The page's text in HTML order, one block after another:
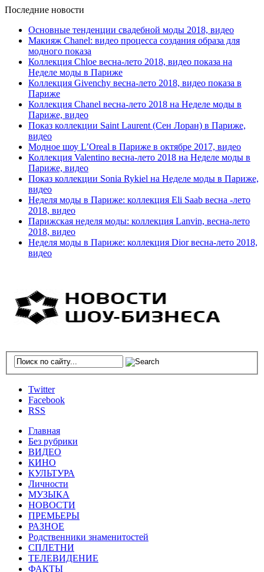
Последние новости
Основные тенденции свадебной моды 2018, видео
Макияж Chanel: видео процесса создания образа для
модного показа
Коллекция Chloe весна-лето 2018, видео показа на
Неделе моды в Париже
Коллекция Givenchy весна-лето 2018, видео показа в
Париже
Коллекция Chanel весна-лето 2018 на Неделе моды в
Париже, видео
Показ коллекции Saint Laurent (Сен Лоран) в Париже,
видео
Модное шоу L’Oreal в Париже в октябре 2017, видео
Коллекция Valentino весна-лето 2018 на Неделе моды в
Париже, видео
Показ коллекции Sonia Rykiel на Неделе моды в Париже,
видео
Неделя моды в Париже: коллекция Eli Saab весна -лето
2018, видео
Парижская неделя моды: коллекция Lanvin, весна-лето
2018, видео
Неделя моды в Париже: коллекция Dior весна-лето 2018,
видео
Twitter
Facebook
RSS
Главная
Без рубрики
ВИДЕО
КИНО
КУЛЬТУРА
Личности
МУЗЫКА
НОВОСТИ
ПРЕМЬЕРЫ
РАЗНОЕ
Родственники знаменитостей
СПЛЕТНИ
ТЕЛЕВИДЕНИЕ
ФАКТЫ